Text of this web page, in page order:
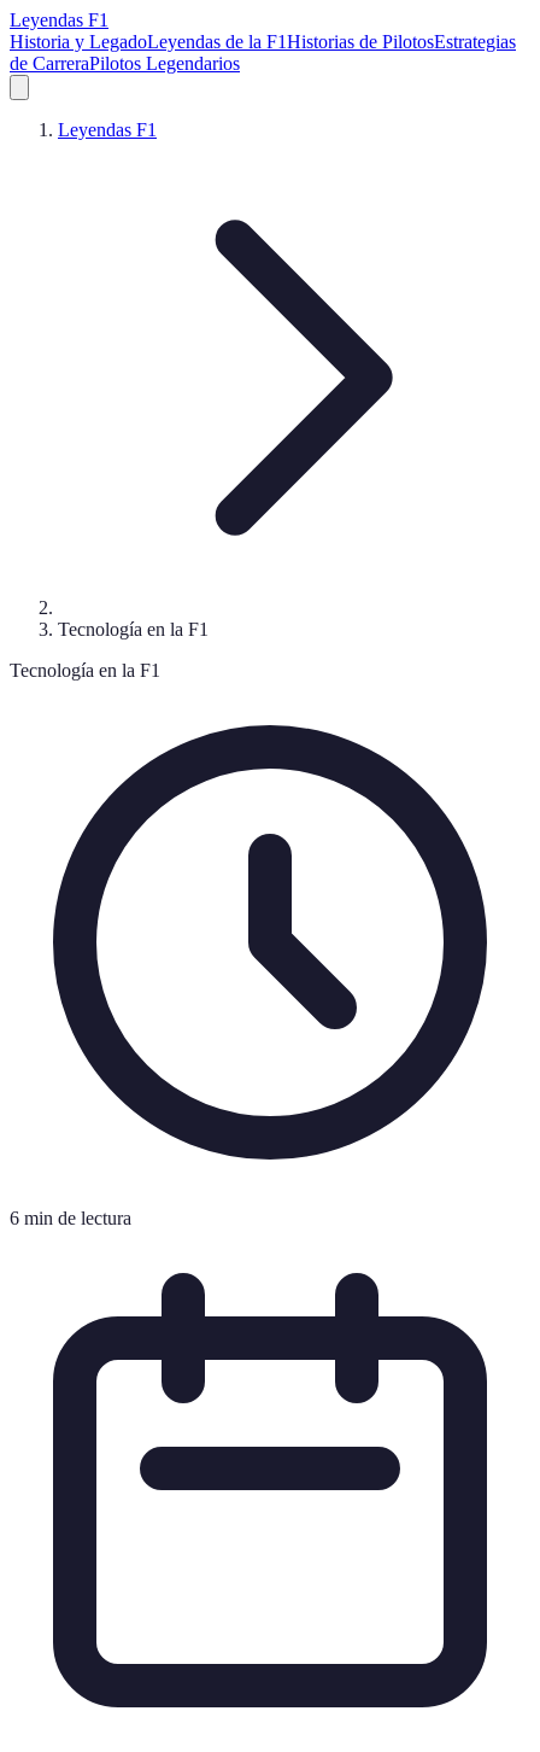
Leyendas F1
Historia y LegadoLeyendas de la F1Historias de PilotosEstrategias
de CarreraPilotos Legendarios
Leyendas F1
Tecnología en la F1
Tecnología en la F1
6 min de lectura